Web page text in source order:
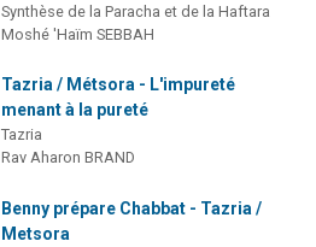
Synthèse de la Paracha et de la Haftara
Moshé 'Haïm SEBBAH
Tazria / Métsora - L'impureté
menant à la pureté
Tazria
Rav Aharon BRAND
Benny prépare Chabbat - Tazria /
Metsora